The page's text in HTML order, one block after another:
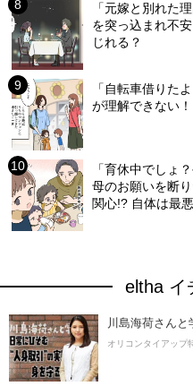
「元嫁と別れた
を突っ込まれ不
じれる？
「自転車借りた
が理解できない
「育休中でしょ
母のお願いを断
関心!? 自体は最
eltha イ
川島海荷さんと
オリコンタイアップ